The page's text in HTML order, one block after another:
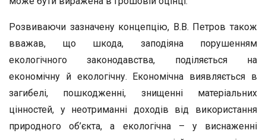
Розвиваючи зазначену концепцію, В.В. Петров також
вважав, що шкода, заподіяна порушенням
екологічного законодавства, поділяється на
економічну й екологічну. Економічна виявляється в
загибелі, пошкодженні, знищенні матеріальних
цінностей, у неотриманні доходів від використання
природного об’єкта, а екологічна – у виснаженні